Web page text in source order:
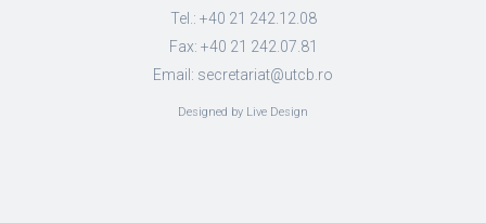
Tel.: +40 21 242.12.08
Fax: +40 21 242.07.81
Email: secretariat@utcb.ro
Designed by Live Design